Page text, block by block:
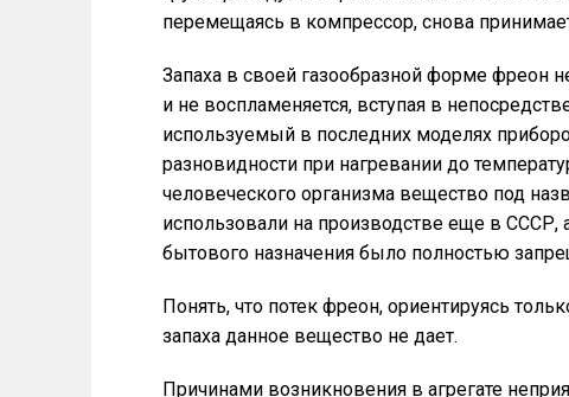
перемещаясь в компрессор, снова
Запаха в своей газообразной форме фреон
и не воспламеняется, вступая в
используемый в последних моделях
разновидности при нагревании до
человеческого организма вещество под
использовали на производстве еще в СССР,
бытового назначения было полностью
Понять, что потек фреон, ориентируясь
запаха данное вещество не дает.
Причинами возникновения в агрегате